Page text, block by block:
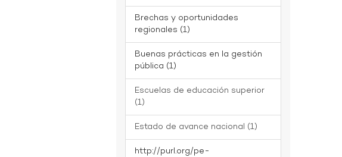
Brechas y oportunidades
regionales (1)
Buenas prácticas en la gestión
pública (1)
Escuelas de educación superior
(1)
Estado de avance nacional (1)
http://purl.org/pe-